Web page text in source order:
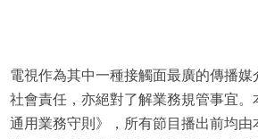
電視作為其中一種接觸面最廣的傳播媒
社會責任，亦絕對了解業務規管事宜。
通用業務守則》，所有節目播出前均由